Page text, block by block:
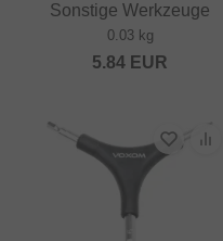
Sonstige Werkzeuge
0.03 kg
5.84 EUR